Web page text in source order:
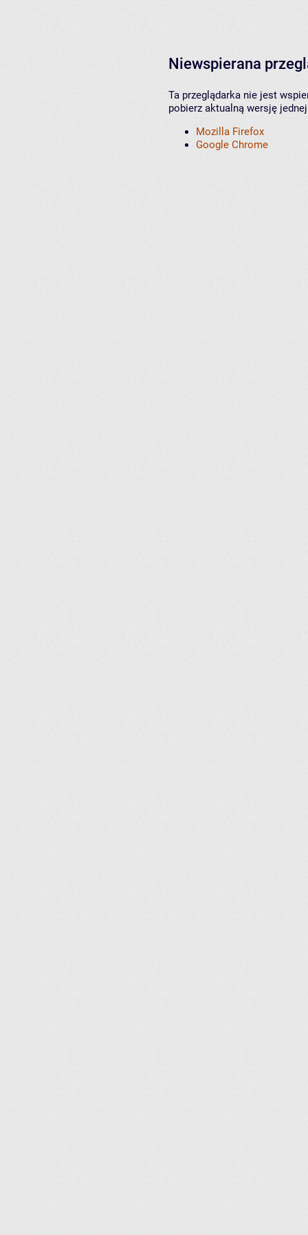
Niewspierana
Ta przeglądarka nie jest
pobierz aktualną wersję
Mozilla Firefox
Google Chrome